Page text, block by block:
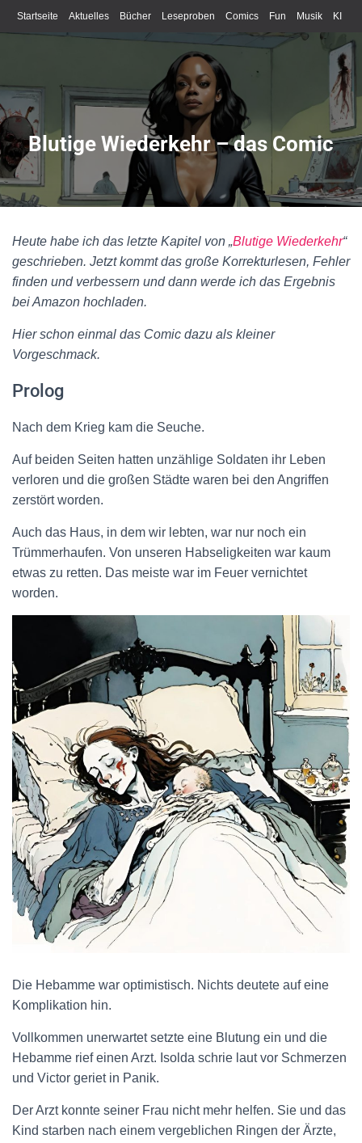
Startseite Aktuelles Bücher Leseproben Comics Fun Musik KI
Blutige Wiederkehr – das Comic
Heute habe ich das letzte Kapitel von „Blutige Wiederkehr“
geschrieben. Jetzt kommt das große Korrekturlesen, Fehler
finden und verbessern und dann werde ich das Ergebnis
bei Amazon hochladen.
Hier schon einmal das Comic dazu als kleiner
Vorgeschmack.
Prolog
Nach dem Krieg kam die Seuche.
Auf beiden Seiten hatten unzählige Soldaten ihr Leben
verloren und die großen Städte waren bei den Angriffen
zerstört worden.
Auch das Haus, in dem wir lebten, war nur noch ein
Trümmerhaufen. Von unseren Habseligkeiten war kaum
etwas zu retten. Das meiste war im Feuer vernichtet
worden.
Die Hebamme war optimistisch. Nichts deutete auf eine
Komplikation hin.
Vollkommen unerwartet setzte eine Blutung ein und die
Hebamme rief einen Arzt. Isolda schrie laut vor Schmerzen
und Victor geriet in Panik.
Der Arzt konnte seiner Frau nicht mehr helfen. Sie und das
Kind starben nach einem vergeblichen Ringen der Ärzte,